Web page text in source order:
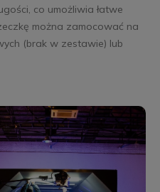
co umożliwia łatwe
można zamocować na
(brak w zestawie) lub